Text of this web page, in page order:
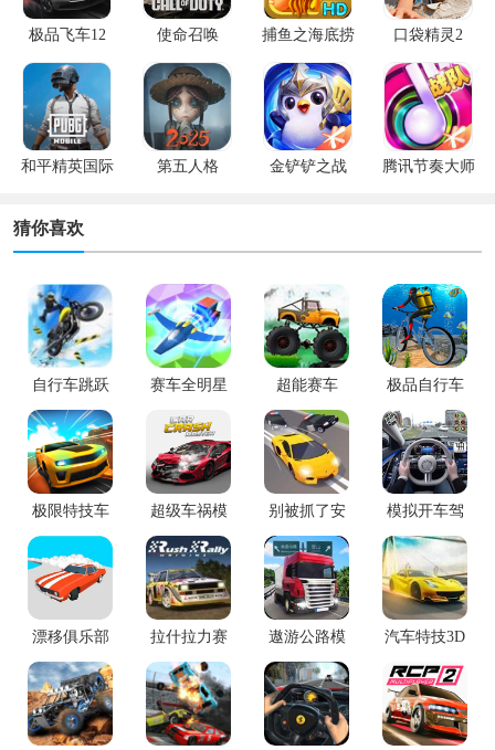
极品飞车12 使命召唤 捕鱼之海底捞 口袋精灵2
和平精英国际
第五人格 金铲铲之战 腾讯节奏大师
猜你喜欢
自行车跳跃
安卓版
赛车全明星
超能赛车
极品自行车
手游最新版
极限特技车
手游
超级车祸模
拟器
别被抓了安
卓版
模拟开车驾
驶训练手游
漂移俱乐部
拉什拉力赛
起源
遨游公路模
拟手机版
汽车特技3D